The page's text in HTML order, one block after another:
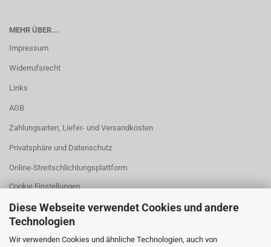
Diese Webseite verwendet Cookies und andere
Technologien
Wir verwenden Cookies und ähnliche Technologien, auch von
MEHR ÜBER...
Impressum
Widerrufsrecht
Links
AGB
Zahlungsarten, Liefer- und Versandkosten
Privatsphäre und Datenschutz
Online-Streitschlichtungsplattform
Cookie Einstellungen